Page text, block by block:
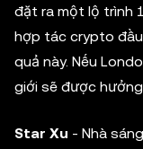
đặt ra một lộ trình
hợp tác crypto
quả này. Nếu
giới sẽ được hưởng
Star Xu - Nhà